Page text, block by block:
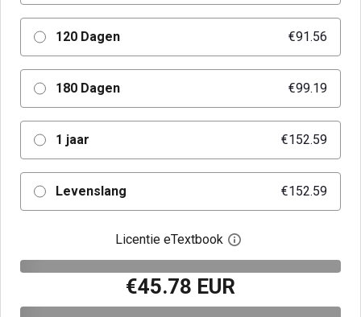
120 Dagen €91.56
180 Dagen €99.19
1 jaar €152.59
Levenslang €152.59
Licentie eTextbook Open het
€45.78 EUR